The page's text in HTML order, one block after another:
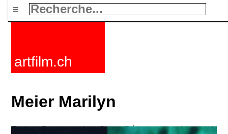
≡
artfilm.ch
Meier Marilyn
Fictions Documentaires Courts Rétrospectives Mots clefs